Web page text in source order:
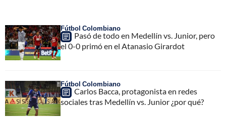
Fútbol Colombiano
Pasó de todo en Medellín vs. Junior, pero
el 0-0 primó en el Atanasio Girardot
Fútbol Colombiano
Carlos Bacca, protagonista en redes
sociales tras Medellín vs. Junior ¿por qué?